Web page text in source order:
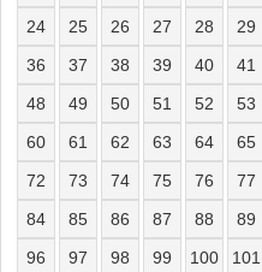
24
25 26 27 28 29
36
37 38 39 40 41
48
49 50 51 52 53
60
61 62 63 64 65
72
73 74 75 76 77
84
85 86 87 88 89
96
97 98 99 100 101